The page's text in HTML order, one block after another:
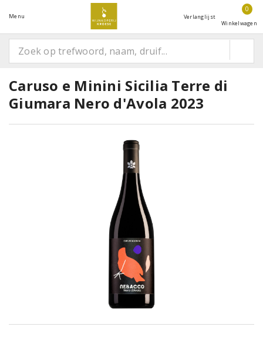
Menu Verlanglijst
0
Winkelwagen
Caruso e Minini Sicilia Terre di
Giumara Nero d'Avola 2023